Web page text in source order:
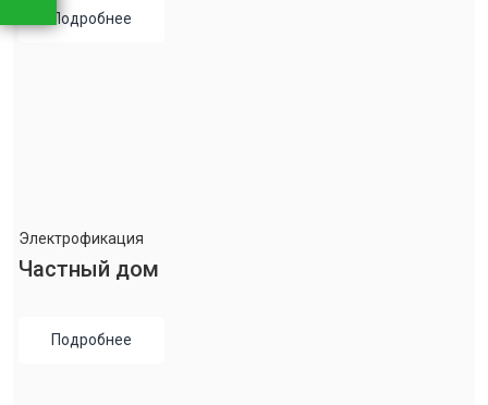
Подробнее
Электрофикация
Частный дом
Подробнее